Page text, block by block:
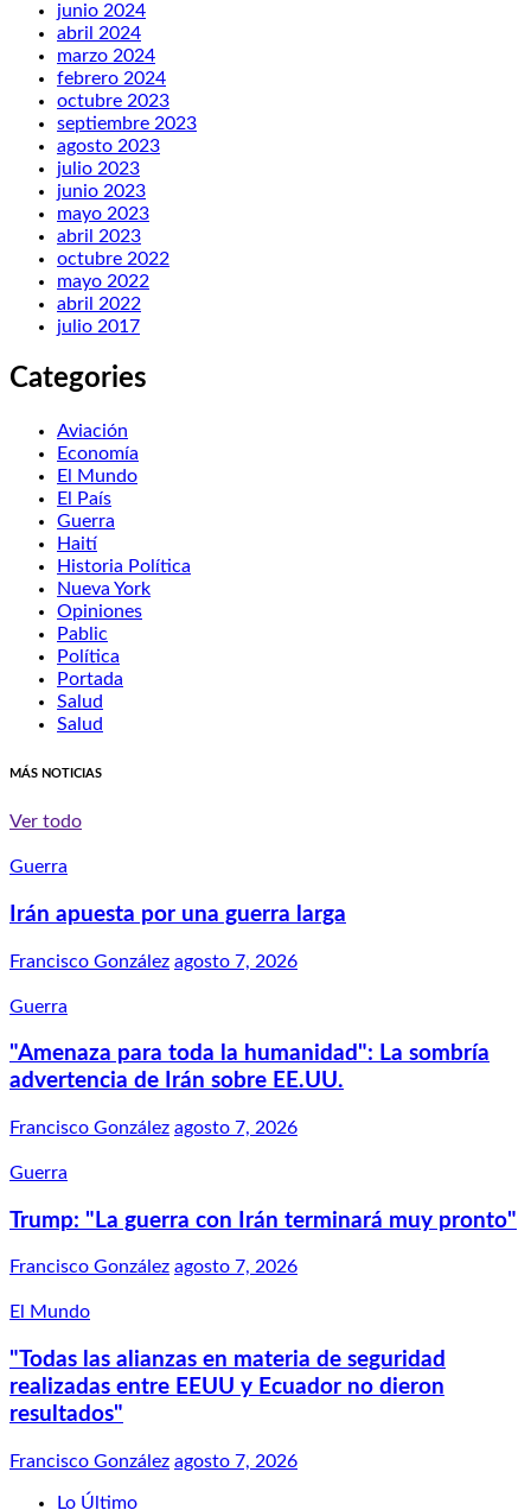
junio 2024
abril 2024
marzo 2024
febrero 2024
octubre 2023
septiembre 2023
agosto 2023
julio 2023
junio 2023
mayo 2023
abril 2023
octubre 2022
mayo 2022
abril 2022
julio 2017
Categories
Aviación
Economía
El Mundo
El País
Guerra
Haití
Historia Política
Nueva York
Opiniones
Pablic
Política
Portada
Salud
Salud
MÁS NOTICIAS
Ver todo
Guerra
Irán apuesta por una guerra larga
Francisco González agosto 7, 2026
Guerra
"Amenaza para toda la humanidad": La sombría
advertencia de Irán sobre EE.UU.
Francisco González agosto 7, 2026
Guerra
Trump: "La guerra con Irán terminará muy pronto"
Francisco González agosto 7, 2026
El Mundo
"Todas las alianzas en materia de seguridad
realizadas entre EEUU y Ecuador no dieron
resultados"
Francisco González agosto 7, 2026
Lo Último